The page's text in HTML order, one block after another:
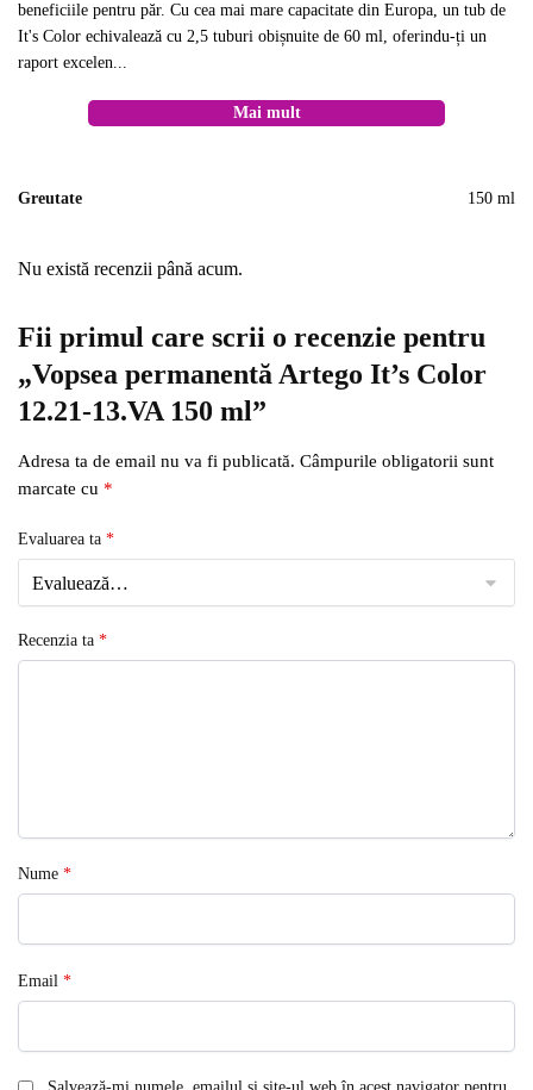
beneficiile pentru păr. Cu cea mai mare capacitate din Europa, un tub de
It's Color echivalează cu 2,5 tuburi obișnuite de 60 ml, oferindu-ți un
raport excelen...
Mai mult
Greutate 150 ml
Nu există recenzii până acum.
Fii primul care scrii o recenzie pentru
„Vopsea permanentă Artego It’s Color
12.21-13.VA 150 ml”
Adresa ta de email nu va fi publicată. Câmpurile obligatorii sunt
marcate cu *
Evaluarea ta *
Recenzia ta *
Nume *
Email *